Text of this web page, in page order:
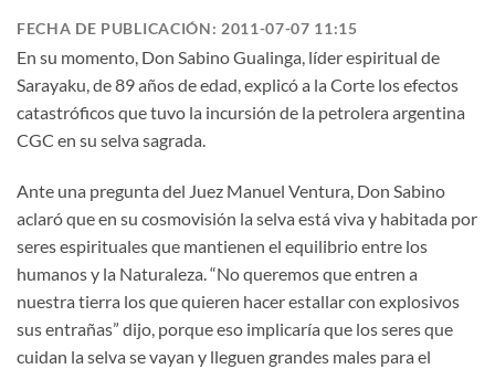
FECHA DE PUBLICACIÓN: 2011-07-07 11:15
En su momento, Don Sabino Gualinga, líder espiritual de
Sarayaku, de 89 años de edad, explicó a la Corte los efectos
catastróficos que tuvo la incursión de la petrolera argentina
CGC en su selva sagrada.
Ante una pregunta del Juez Manuel Ventura, Don Sabino
aclaró que en su cosmovisión la selva está viva y habitada por
seres espirituales que mantienen el equilibrio entre los
humanos y la Naturaleza. “No queremos que entren a
nuestra tierra los que quieren hacer estallar con explosivos
sus entrañas” dijo, porque eso implicaría que los seres que
cuidan la selva se vayan y lleguen grandes males para el